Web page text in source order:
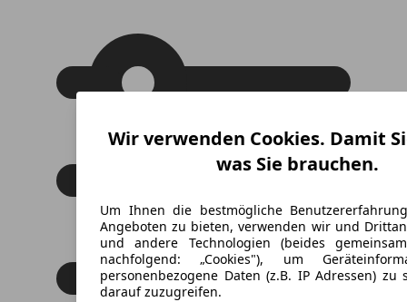
Wir verwenden Cookies. Damit
was Sie brauchen.
Um Ihnen die bestmögliche
Angeboten zu bieten, verwenden wir und
und andere Technologien (beides
nachfolgend: „Cookies"), um
personenbezogene Daten (z.B. IP Adressen) zu
darauf zuzugreifen.